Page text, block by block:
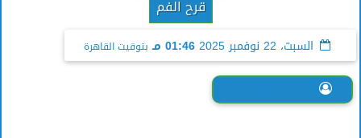
قرح الفم
السبت، 22 نوفمبر 2025 01:46 مـ بتوقيت القاهرة